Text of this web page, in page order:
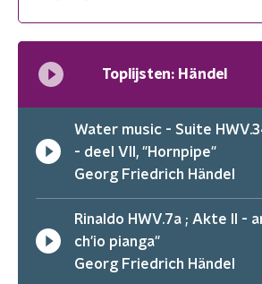
Toplijsten: Händel
Water music - Suite
- deel VII, "Hornpipe"
Georg Friedrich Händel
Rinaldo HWV.7a ; Akte II -
ch'io pianga"
Georg Friedrich Händel